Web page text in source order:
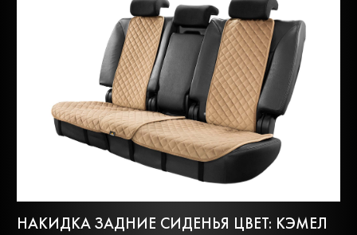
НАКИДКА ЗАДНИЕ СИДЕНЬЯ ЦВЕТ: КЭМЕЛ